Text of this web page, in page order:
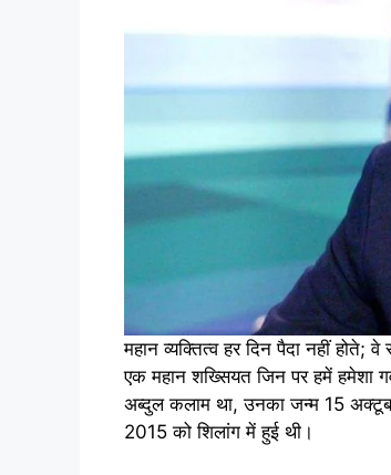
महान व्यक्तित्व हर दिन पैदा नहीं होते;
एक महान शख्सियत जिन पर हमें हमेशा
अब्दुल कलाम था, उनका जन्म 15
2015 को शिलांग में हुई थी।